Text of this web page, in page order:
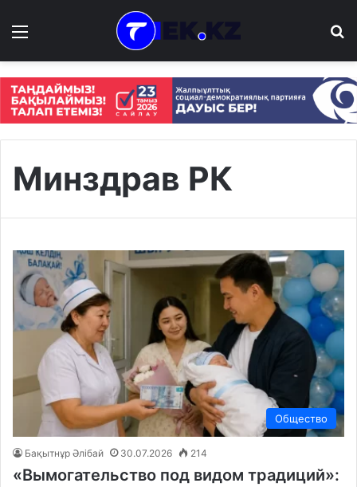
Минздрав РК
Общество
Бақытнұр Әлібай 30.07.2026 214
«Вымогательство под видом традиций»: